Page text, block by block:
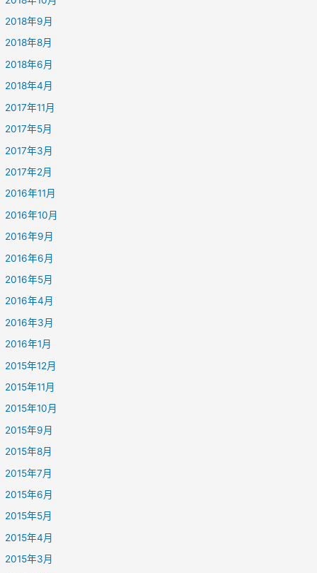
2018年9月
2018年8月
2018年6月
2018年4月
2017年11月
2017年5月
2017年3月
2017年2月
2016年11月
2016年10月
2016年9月
2016年6月
2016年5月
2016年4月
2016年3月
2016年1月
2015年12月
2015年11月
2015年10月
2015年9月
2015年8月
2015年7月
2015年6月
2015年5月
2015年4月
2015年3月